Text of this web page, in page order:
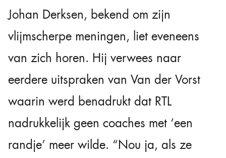
Johan Derksen, bekend om zijn
vlijmscherpe meningen, liet eveneens
van zich horen. Hij verwees naar
eerdere uitspraken van Van der Vorst
waarin werd benadrukt dat RTL
nadrukkelijk geen coaches met ‘een
randje’ meer wilde. “Nou ja, als ze